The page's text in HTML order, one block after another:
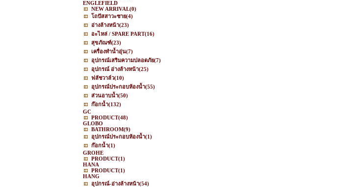
ENGLEFIELD
NEW ARRIVAL(0)
โถปัสสาวะชาย(4)
อ่างล้างหน้า(23)
อะไหล่ / SPARE PART(16)
สุขภัณฑ์(23)
เครื่องทำน้ำอุ่น(7)
อุปกรณ์เสริมความปลอดภัย(7)
อุปกรณ์ อ่างล้างหน้า(25)
ฟลัชวาล์ว(10)
อุปกรณ์ประกอบห้องน้ำ(55)
ส่วนอาบน้ำ(50)
ก๊อกน้ำ(132)
GC
PRODUCT(48)
GLOBO
BATHROOM(9)
อุปกรณ์ประกอบห้องน้ำ(1)
ก๊อกน้ำ(1)
GROHE
PRODUCT(1)
HANA
PRODUCT(1)
HANG
อุปกรณ์-อ่างล้างหน้า(54)